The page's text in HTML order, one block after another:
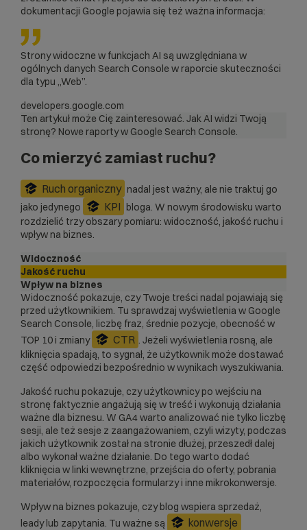
dokumentacji Google pojawia się też ważna informacja:
Strony widoczne w funkcjach AI są uwzględniana w
ogólnych danych Search Console w raporcie skuteczności
dla typu „Web”.
developers.google.com
Ten artykuł może Cię zainteresować. Jak AI widzi Twoją
stronę? Nowe raporty w Google Search Console.
Co mierzyć zamiast ruchu?
Ruch organiczny nadal jest ważny, ale nie traktuj go
jako jedynego
KPI bloga. W nowym środowisku warto
rozdzielić trzy obszary pomiaru: widoczność, jakość ruchu i
wpływ na biznes.
Widoczność
Jakość ruchu
Wpływ na biznes
Widoczność pokazuje, czy Twoje treści nadal pojawiają się
przed użytkownikiem. Tu sprawdzaj wyświetlenia w Google
Search Console, liczbę fraz, średnie pozycje, obecność w
TOP 10 i zmiany
CTR . Jeżeli wyświetlenia rosną, ale
kliknięcia spadają, to sygnał, że użytkownik może dostawać
część odpowiedzi bezpośrednio w wynikach wyszukiwania.
Jakość ruchu pokazuje, czy użytkownicy po wejściu na
stronę faktycznie angażują się w treść i wykonują działania
ważne dla biznesu. W GA4 warto analizować nie tylko liczbę
sesji, ale też sesje z zaangażowaniem, czyli wizyty, podczas
jakich użytkownik został na stronie dłużej, przeszedł dalej
albo wykonał ważne działanie. Do tego warto dodać
kliknięcia w linki wewnętrzne, przejścia do oferty, pobrania
materiałów, rozpoczęcia formularzy i inne mikrokonwersje.
Wpływ na biznes pokazuje, czy blog wspiera sprzedaż,
leady lub zapytania. Tu ważne są
konwersje